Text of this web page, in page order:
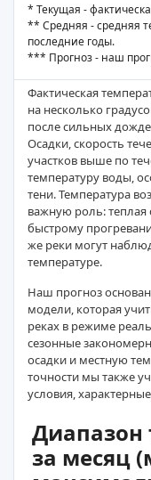
* Текущая -
** Средняя - средняя
последние годы.
*** Прогноз - наш
Фактическая
на несколько
после сильных
Осадки, скорость
участков выше по
температуру воды,
тени. Температура
важную роль: теплая
быстрому
же реки могут
температуре.
Наш прогноз
модели, которая
реках в режиме
сезонные
осадки и местную
точности мы также
условия,
Диапазон
за месяц